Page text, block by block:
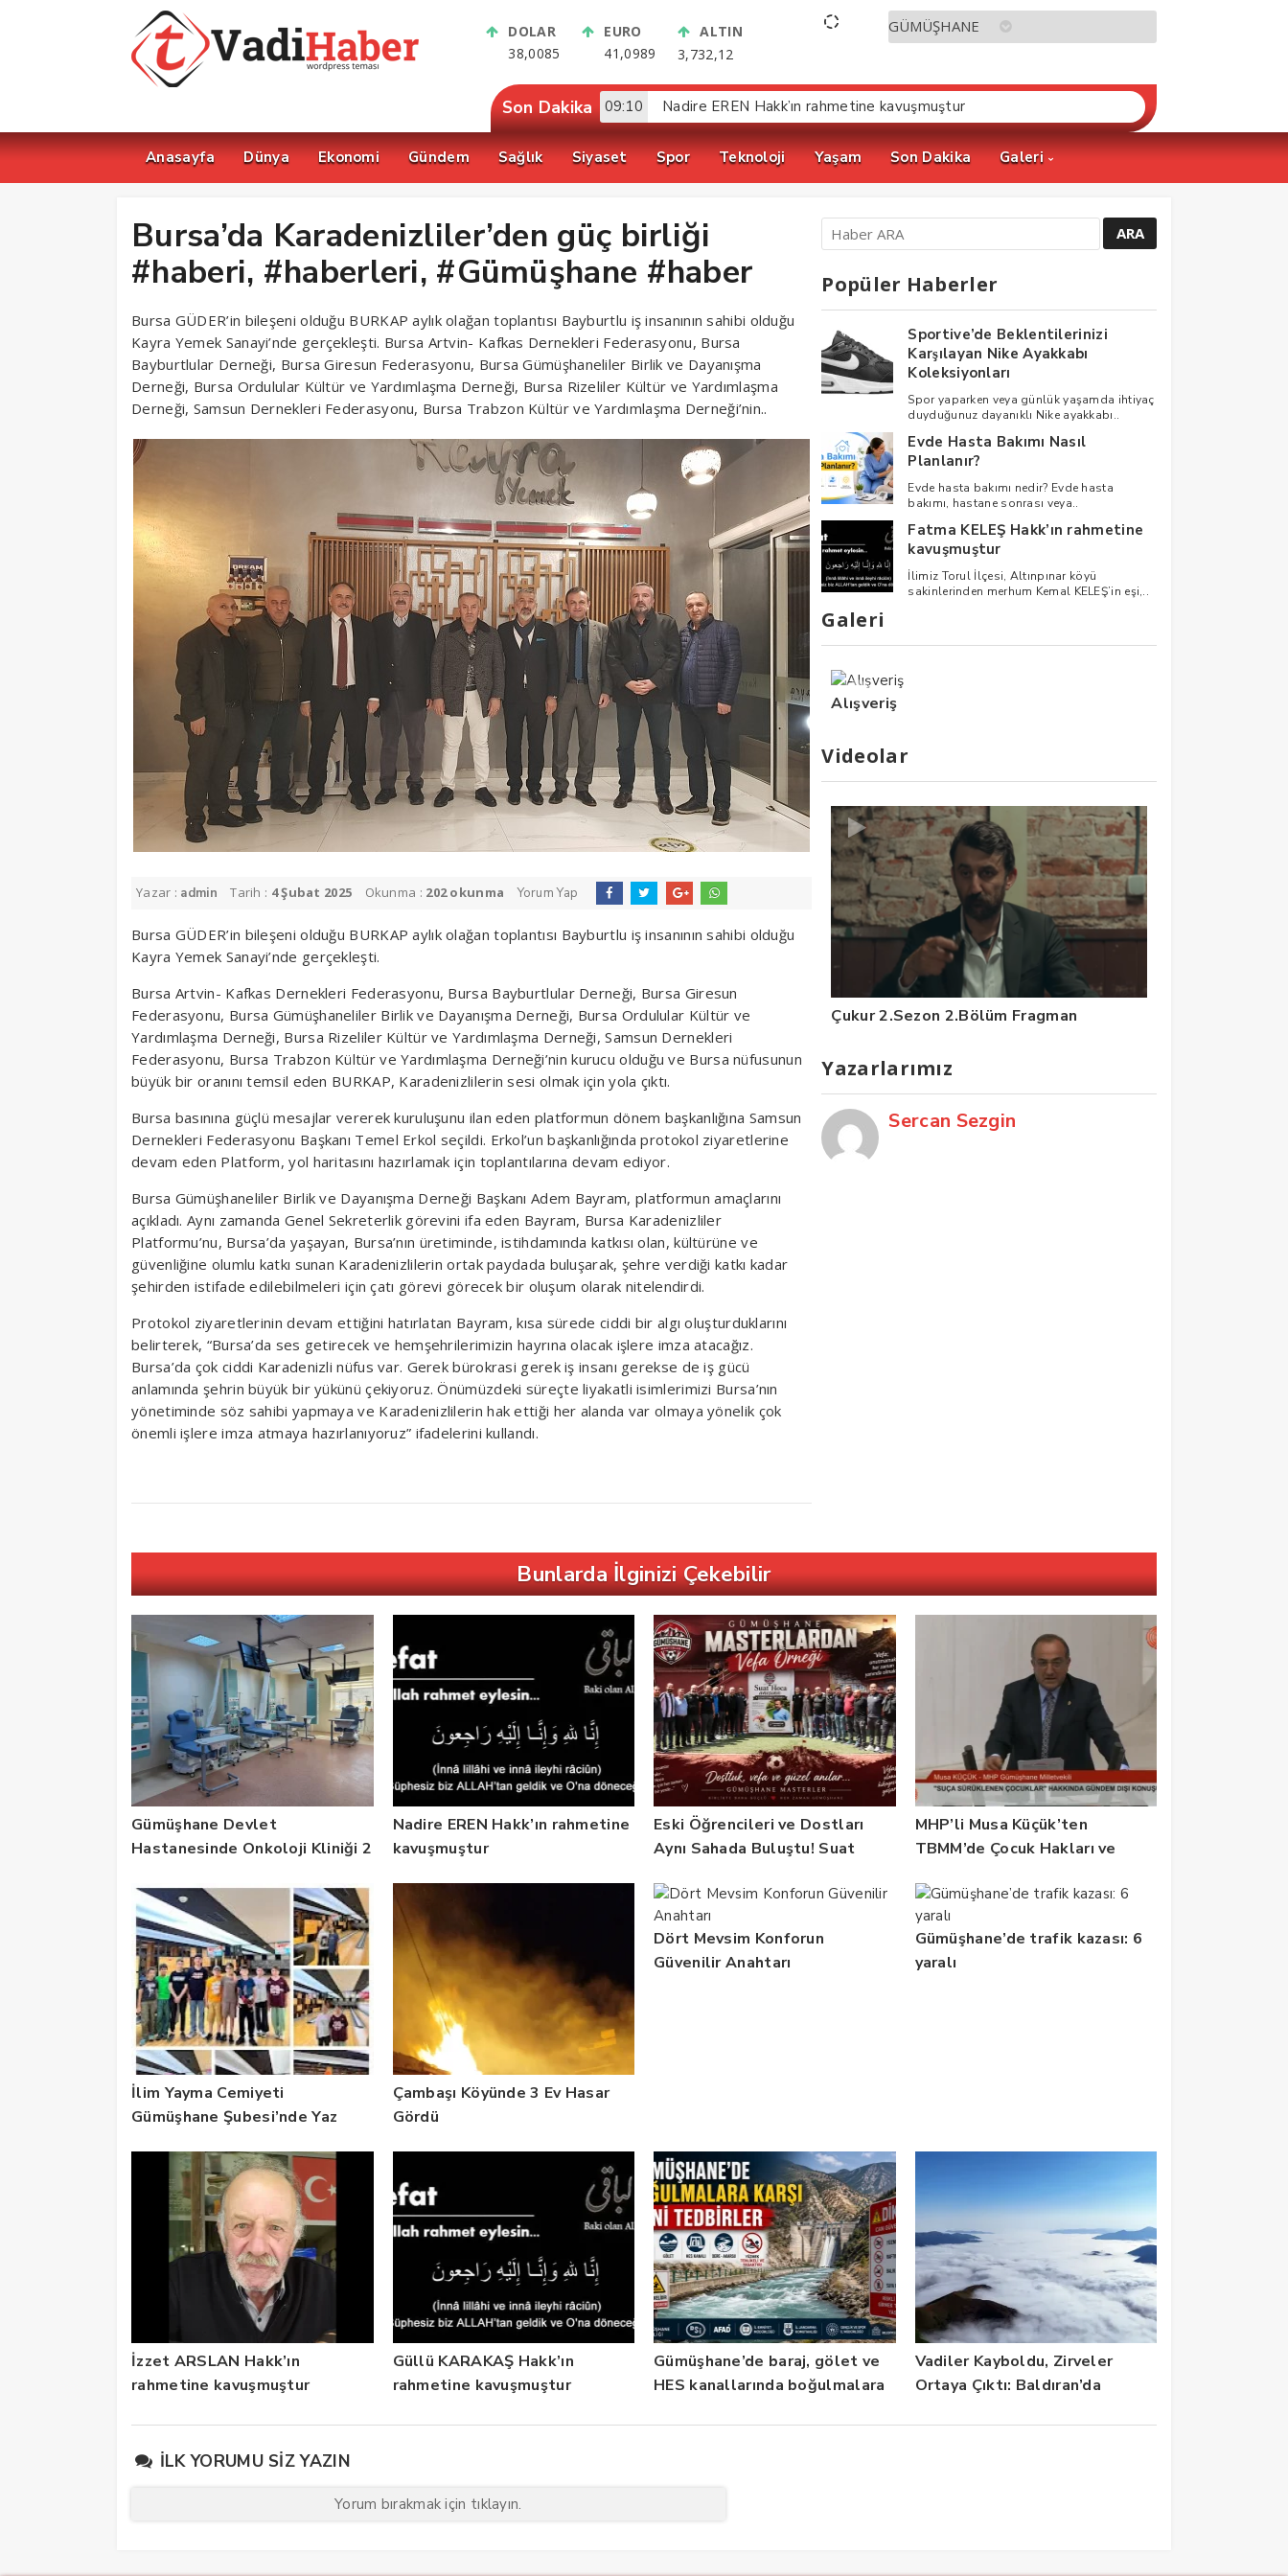
DOLAR
38,0085
EURO
41,0989
ALTIN
3,732,12
Son Dakika 09:10 Nadire EREN Hakk’ın rahmetine kavuşmuştur
Anasayfa Dünya Ekonomi Gündem Sağlık Siyaset Spor Teknoloji Yaşam Son Dakika Galeri
Bursa’da Karadenizliler’den güç birliği
#haberi, #haberleri, #Gümüşhane #haber
Bursa GÜDER’in bileşeni olduğu BURKAP aylık olağan toplantısı Bayburtlu iş insanının sahibi olduğu
Kayra Yemek Sanayi’nde gerçekleşti. Bursa Artvin- Kafkas Dernekleri Federasyonu, Bursa
Bayburtlular Derneği, Bursa Giresun Federasyonu, Bursa Gümüşhaneliler Birlik ve Dayanışma
Derneği, Bursa Ordulular Kültür ve Yardımlaşma Derneği, Bursa Rizeliler Kültür ve Yardımlaşma
Derneği, Samsun Dernekleri Federasyonu, Bursa Trabzon Kültür ve Yardımlaşma Derneği’nin..
Yazar : admin Tarih : 4 Şubat 2025 Okunma : 202 okunma Yorum Yap
Bursa GÜDER’in bileşeni olduğu BURKAP aylık olağan toplantısı Bayburtlu iş insanının sahibi olduğu
Kayra Yemek Sanayi’nde gerçekleşti.
Bursa Artvin- Kafkas Dernekleri Federasyonu, Bursa Bayburtlular Derneği, Bursa Giresun
Federasyonu, Bursa Gümüşhaneliler Birlik ve Dayanışma Derneği, Bursa Ordulular Kültür ve
Yardımlaşma Derneği, Bursa Rizeliler Kültür ve Yardımlaşma Derneği, Samsun Dernekleri
Federasyonu, Bursa Trabzon Kültür ve Yardımlaşma Derneği’nin kurucu olduğu ve Bursa nüfusunun
büyük bir oranını temsil eden BURKAP, Karadenizlilerin sesi olmak için yola çıktı.
Bursa basınına güçlü mesajlar vererek kuruluşunu ilan eden platformun dönem başkanlığına Samsun
Dernekleri Federasyonu Başkanı Temel Erkol seçildi. Erkol’un başkanlığında protokol ziyaretlerine
devam eden Platform, yol haritasını hazırlamak için toplantılarına devam ediyor.
Bursa Gümüşhaneliler Birlik ve Dayanışma Derneği Başkanı Adem Bayram, platformun amaçlarını
açıkladı. Aynı zamanda Genel Sekreterlik görevini ifa eden Bayram, Bursa Karadenizliler
Platformu’nu, Bursa’da yaşayan, Bursa’nın üretiminde, istihdamında katkısı olan, kültürüne ve
güvenliğine olumlu katkı sunan Karadenizlilerin ortak paydada buluşarak, şehre verdiği katkı kadar
şehirden istifade edilebilmeleri için çatı görevi görecek bir oluşum olarak nitelendirdi.
Protokol ziyaretlerinin devam ettiğini hatırlatan Bayram, kısa sürede ciddi bir algı oluşturduklarını
belirterek, “Bursa’da ses getirecek ve hemşehrilerimizin hayrına olacak işlere imza atacağız.
Bursa’da çok ciddi Karadenizli nüfus var. Gerek bürokrasi gerek iş insanı gerekse de iş gücü
anlamında şehrin büyük bir yükünü çekiyoruz. Önümüzdeki süreçte liyakatli isimlerimizi Bursa’nın
yönetiminde söz sahibi yapmaya ve Karadenizlilerin hak ettiği her alanda var olmaya yönelik çok
önemli işlere imza atmaya hazırlanıyoruz” ifadelerini kullandı.
Popüler Haberler
Sportive’de Beklentilerinizi
Karşılayan Nike Ayakkabı
Koleksiyonları
Spor yaparken veya günlük yaşamda ihtiyaç
duyduğunuz dayanıklı Nike ayakkabı..
Evde Hasta Bakımı Nasıl
Planlanır?
Evde hasta bakımı nedir? Evde hasta
bakımı, hastane sonrası veya..
Fatma KELEŞ Hakk’ın rahmetine
kavuşmuştur
İlimiz Torul İlçesi, Altınpınar köyü
sakinlerinden merhum Kemal KELEŞ’in eşi,..
Galeri
Alışveriş
Videolar
Çukur 2.Sezon 2.Bölüm Fragman
Yazarlarımız
Sercan Sezgin
Bunlarda İlginizi Çekebilir
Gümüşhane Devlet
Hastanesinde Onkoloji Kliniği 2
Verdi
Nadire EREN Hakk’ın rahmetine
kavuşmuştur
Eski Öğrencileri ve Dostları
Aynı Sahada Buluştu! Suat
MHP’li Musa Küçük’ten
TBMM’de Çocuk Hakları ve
İlim Yayma Cemiyeti
Gümüşhane Şubesi’nde Yaz
Çambaşı Köyünde 3 Ev Hasar
Gördü
Dört Mevsim Konforun
Güvenilir Anahtarı
Gümüşhane’de trafik kazası: 6
yaralı
İzzet ARSLAN Hakk’ın
rahmetine kavuşmuştur
Güllü KARAKAŞ Hakk’ın
rahmetine kavuşmuştur
Gümüşhane’de baraj, gölet ve
HES kanallarında boğulmalara
Vadiler Kayboldu, Zirveler
Ortaya Çıktı: Baldıran’da
İLK YORUMU SIZ YAZIN
Yorum bırakmak için tıklayın.